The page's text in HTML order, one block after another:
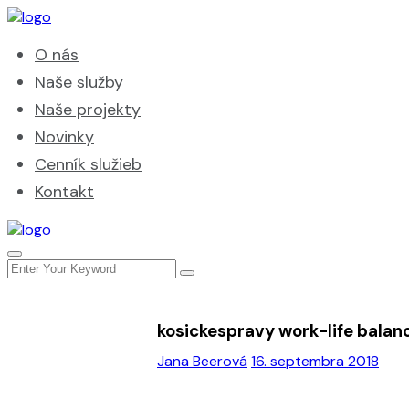
O nás
Naše služby
Naše projekty
Novinky
Cenník služieb
Kontakt
Jana Beerová16. septembra 2018
kosickespravy work-life